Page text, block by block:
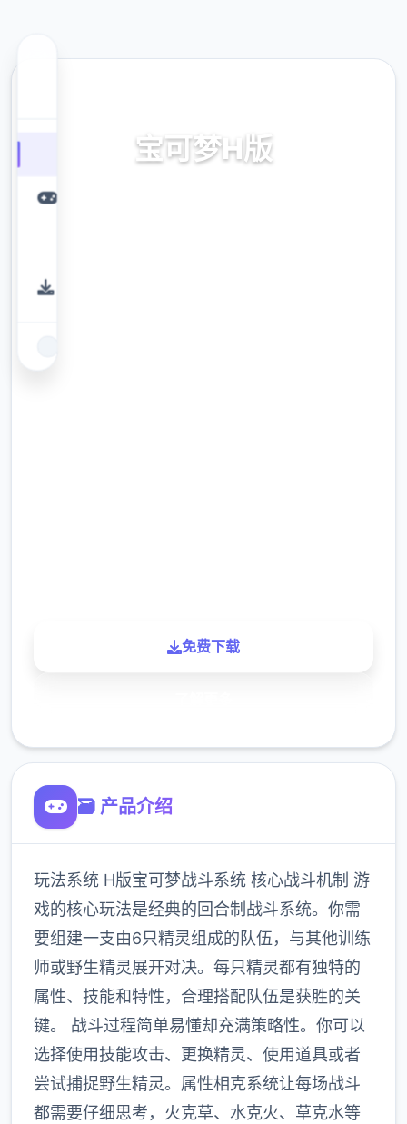
宝可梦H版
H版宝估计梦官方法国语站点，提供完整新鲜版
鉴、交锋技巧等待游戏指南。为完防止处带被
免费下载
🗃️ 产品介绍
玩法系统 H版宝可梦战斗系统 核心战斗机制 游
戏的核心玩法是经典的回合制战斗系统。你需
要组建一支由6只精灵组成的队伍，与其他训练
师或野生精灵展开对决。每只精灵都有独特的
属性、技能和特性，合理搭配队伍是获胜的关
键。 战斗过程简单易懂却充满策略性。你可以
选择使用技能攻击、更换精灵、使用道具或者
尝试捕捉野生精灵。属性相克系统让每场战斗
都需要仔细思考，火克草、水克火、草克水等